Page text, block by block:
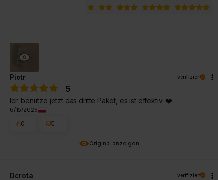
Original anzeigen
Piotr verifiziert
5
Ich benutze jetzt das dritte Paket, es ist effektiv. ❤️
6/15/2026
0
0
Dorota verifiziert